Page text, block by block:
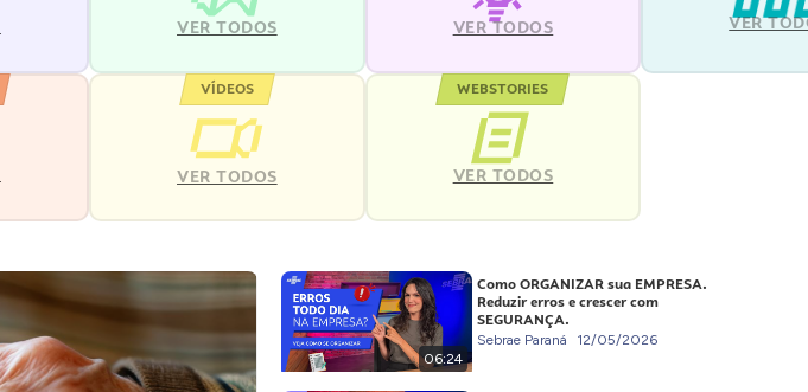
VER TODOS VER TODOS VER
VÍDEOS
VER TODOS
WEBSTORIES
VER TODOS
06:24
Como ORGANIZAR sua EMPRESA.
Reduzir erros e crescer com
SEGURANÇA.
Sebrae Paraná 12/05/2026